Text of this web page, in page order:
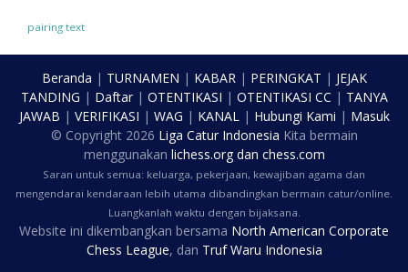
pairing text
Beranda | TURNAMEN | KABAR| PERINGKAT | JEJAK
TANDING | Daftar| OTENTIKASI | OTENTIKASI CC | TANYA
JAWAB | VERIFIKASI | WAG | KANAL| Hubungi Kami | Masuk
© Copyright 2026 Liga Catur Indonesia Kita bermain
menggunakan lichess.orgdan chess.com
Saran untuk semua: keluarga, pekerjaan, kewajiban agama dan
mengendarai kendaraan lebih utama dibandingkan bermain catur/online.
Luangkanlah waktu dengan bijaksana.
Website ini dikembangkan bersama North American Corporate
Chess League, dan Truf Waru Indonesia